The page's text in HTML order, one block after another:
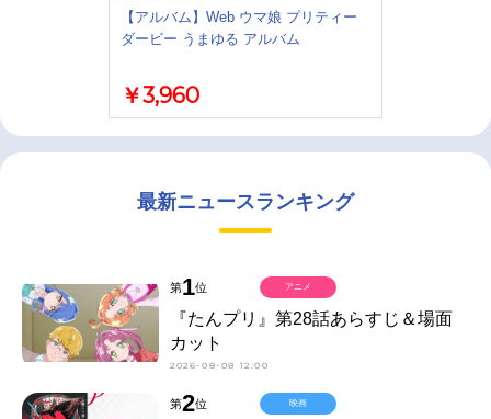
【アルバム】Web ウマ娘 プリティー
ダービー うまゆる アルバム
￥3,960
最新ニュースランキング
第1位
『たんプリ』第28話あらすじ＆場面
カット
2026-08-08 12:00
アニメ
第2位 映画